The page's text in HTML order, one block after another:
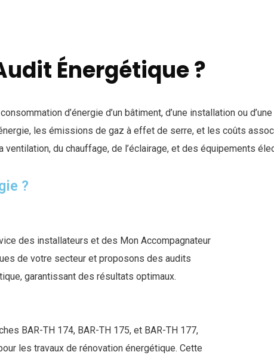
Énergétique ?
d’énergie d’un bâtiment, d’une installation ou
les émissions de gaz à effet de serre, et les coûts
du chauffage, de l’éclairage, et des équipements
?
des installateurs et des Mon Accompagnateur
de votre secteur et proposons des audits
garantissant des résultats optimaux.
BAR-TH 174, BAR-TH 175, et BAR-TH 177,
les travaux de rénovation énergétique. Cette